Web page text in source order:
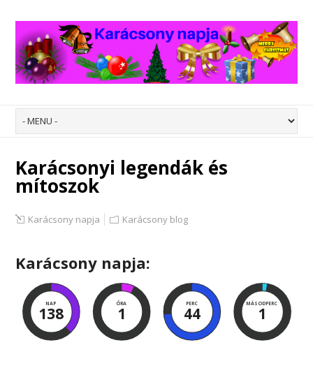
Karácsonyi legendák és
mítoszok
Karácsony napja Karácsony blog
Karácsony napja:
NAP
138
ÓRA
1
PERC
44
MÁSODPERC
0